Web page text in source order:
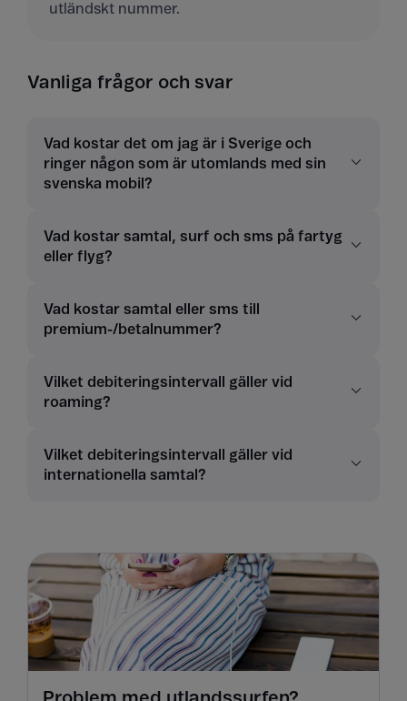
utländskt nummer.
Vanliga frågor och svar
Vad kostar det om jag är i Sverige och
ringer någon som är utomlands med sin
svenska mobil?
Vad kostar samtal, surf och sms på fartyg
eller flyg?
Vad kostar samtal eller sms till
premium-/betalnummer?
Vilket debiteringsintervall gäller vid
roaming?
Vilket debiteringsintervall gäller vid
internationella samtal?